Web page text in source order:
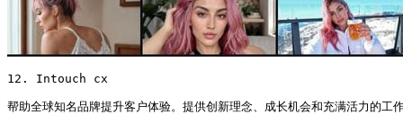
12. Intouch cx
帮助全球知名品牌提升客户体验。提供创新理念、成长机会和充满活力的工